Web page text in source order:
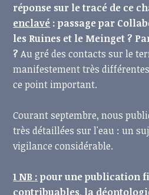
réponse sur le tracé de ce
enclavé : passage par
les Ruines et le Meinget ?
? Au gré des contacts sur le
manifestement très
ce point important.
Courant septembre, nous
très détaillées sur l'eau : un
vigilance considérable.
1 NB : pour une publication
contribuables, la